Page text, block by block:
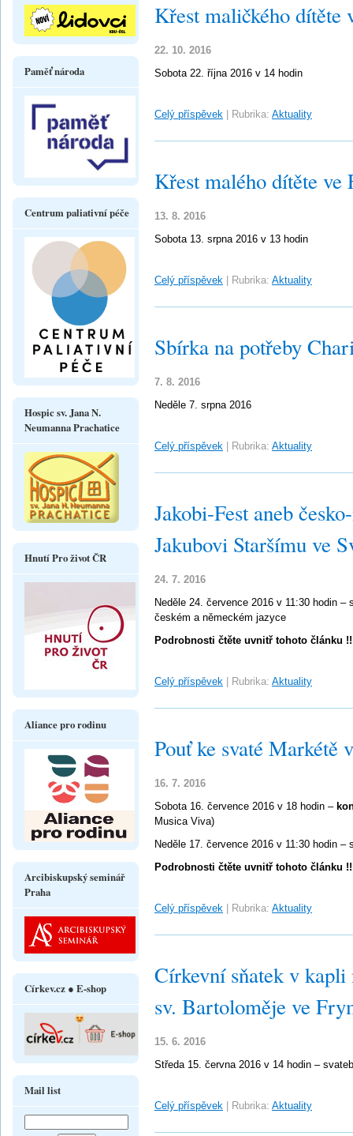
Křest maličkého dítěte
22. 10. 2016
Sobota 22. října 2016 v 14 hodin
Celý příspěvek Rubrika: Aktuality
Křest malého dítěte ve
13. 8. 2016
Sobota 13. srpna 2016 v 13 hodin
Celý příspěvek Rubrika: Aktuality
Sbírka na potřeby
7. 8. 2016
Neděle 7. srpna 2016
Celý příspěvek Rubrika: Aktuality
Jakobi-Fest aneb
Jakubovi Staršímu ve
24. 7. 2016
Neděle 24. července 2016 v 11:30 hodin –
českém a německém jazyce
Podrobnosti čtěte uvnitř tohoto článku
Celý příspěvek Rubrika: Aktuality
Pouť ke svaté Markétě
16. 7. 2016
Sobota 16. července 2016 v 18 hodin –
Musica Viva)
Neděle 17. července 2016 v 11:30 hodin –
Podrobnosti čtěte uvnitř tohoto článku
Celý příspěvek Rubrika: Aktuality
Církevní sňatek v
sv. Bartoloměje ve
15. 6. 2016
Středa 15. června 2016 v 14 hodin –
Celý příspěvek Rubrika: Aktuality
Paměť národa
Centrum paliativní péče
Hospic sv. Jana N.
Neumanna Prachatice
Hnutí Pro život ČR
Aliance pro rodinu
Arcibiskupský seminář
Praha
Církev.cz ● E-shop
Mail list